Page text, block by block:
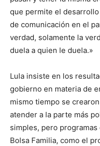
que permite el
de comunicación en el
verdad, solamente la
duela a quien le duela.»
Lula insiste en los
gobierno en materia de
mismo tiempo se
atender a la parte más
simples, pero
Bolsa Familia, como el